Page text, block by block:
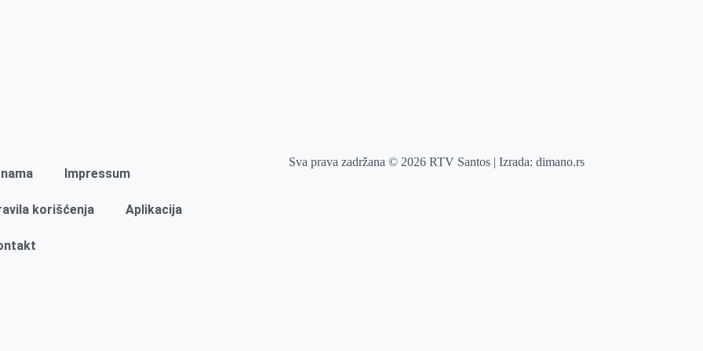
Impressum
korišćenja Aplikacija
Sva prava zadržana © 2026 RTV Santos | Izrada:dimano.rs